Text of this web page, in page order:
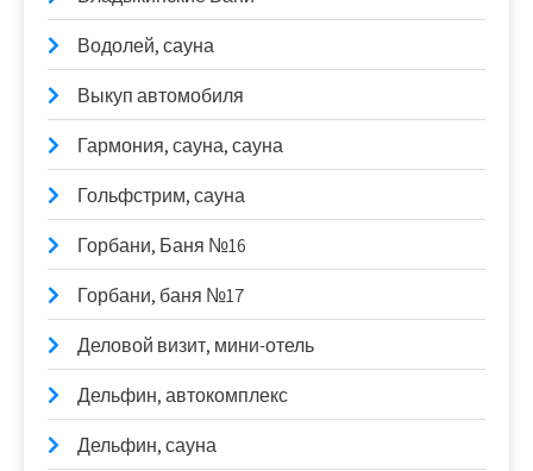
Водолей, сауна
Выкуп автомобиля
Гармония, сауна, сауна
Гольфстрим, сауна
Горбани, Баня №16
Горбани, баня №17
Деловой визит, мини-отель
Дельфин, автокомплекс
Дельфин, сауна